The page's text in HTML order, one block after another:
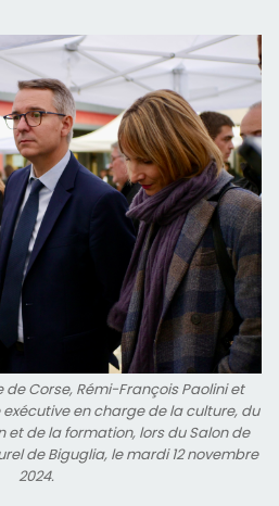
Corse, Rémi-François Paolini et
en charge de la culture, du
de la formation, lors du Salon de
de Biguglia, le mardi 12 novembre
2024.